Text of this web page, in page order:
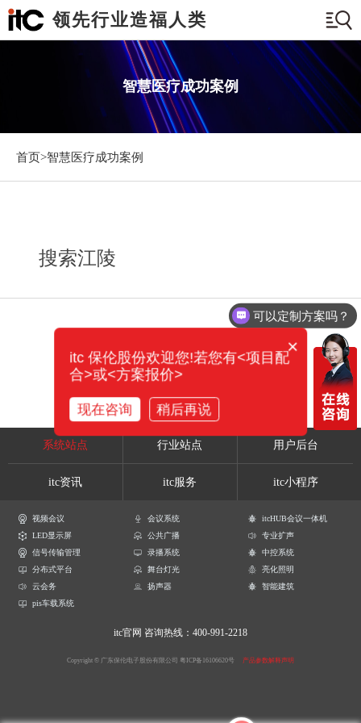
领先行业造福人类
智慧医疗成功案例
首页>智慧医疗成功案例
搜索江陵
系统站点 行业站点 用户后台
itc资讯 itc服务 itc小程序
视频会议 会议系统
itcHUB会议一体机
LED显示屏
公共广播
专业扩声
信号传输管理
录播系统
中控系统
分布式平台
舞台灯光
亮化照明
云会务
扬声器
智能建筑
pis车载系统
itc官网 咨询热线：400-991-2218
Copyright © 广东保伦电子股份有限公司 粤ICP备16106620号 产品参数解释声明
可以定制方案吗？
×
itc 保伦股份欢迎您!若您有<项目配
合>或<方案报价>
现在咨询 稍后再说